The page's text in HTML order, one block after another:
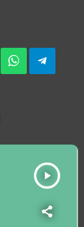
play_arrow